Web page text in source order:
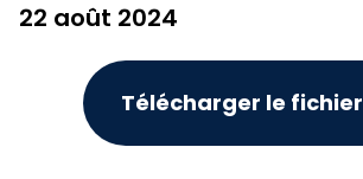
22 août 2024
Télécharger le fichier